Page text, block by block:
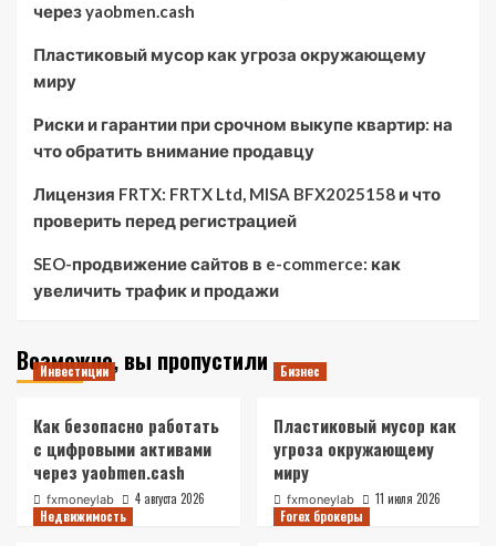
через yaobmen.cash
Пластиковый мусор как угроза окружающему
миру
Риски и гарантии при срочном выкупе квартир: на
что обратить внимание продавцу
Лицензия FRTX: FRTX Ltd, MISA BFX2025158 и что
проверить перед регистрацией
SEO-продвижение сайтов в e-commerce: как
увеличить трафик и продажи
Возможно, вы пропустили
Инвестиции
Как безопасно работать
с цифровыми активами
через yaobmen.cash
fxmoneylab 4 августа 2026
Бизнес
Пластиковый мусор как
угроза окружающему
миру
fxmoneylab
11 июля 2026
Недвижимость
Forex брокеры